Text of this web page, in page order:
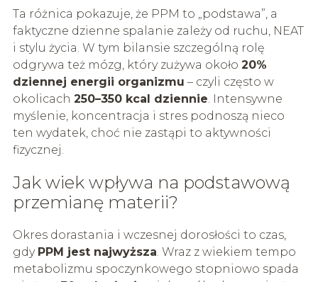
Ta różnica pokazuje, że PPM to „podstawa”, a
faktyczne dzienne spalanie zależy od ruchu, NEAT
i stylu życia. W tym bilansie szczególną rolę
odgrywa też mózg, który zużywa około 20%
dziennej energii organizmu – czyli często w
okolicach 250–350 kcal dziennie. Intensywne
myślenie, koncentracja i stres podnoszą nieco
ten wydatek, choć nie zastąpi to aktywności
fizycznej.
Jak wiek wpływa na podstawową
przemianę materii?
Okres dorastania i wczesnej dorosłości to czas,
gdy PPM jest najwyższa. Wraz z wiekiem tempo
metabolizmu spoczynkowego stopniowo spada